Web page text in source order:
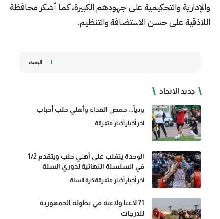
والإدارية والتحكيمية على جهودهم الكبيرة، كما أشكر محافظة
اللاذقية على حسن الاستضافة والتنظيم.
البحث
جديد الاتحاد
ودياً… حمص الفداء وأهلي حلب أحباب
آخر أخبارأخبار متفرقة
الوحدة يتغلب على أهلي حلب ويتقدم 1/2
في السلسلة النهائية لدوري السلة
آخر أخبارأخبار متفرقةكرة السلة
71 لاعبا ولاعبة في بطولة الجمهورية
للدرجات